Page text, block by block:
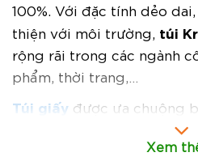
100%. Với đặc tính dẻo
thiện với môi trường, túi
rộng rãi trong các ngành
phẩm, thời trang,…
Túi giấy được ưa chuộng
người tiêu dùng nhờ tính
hướng “sống xanh”. Loại
Xem